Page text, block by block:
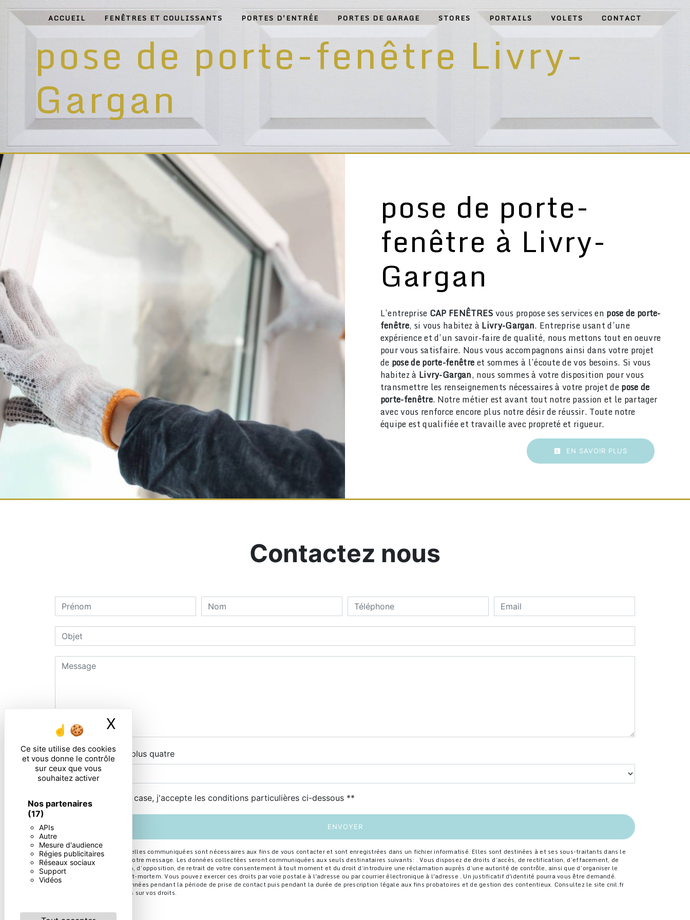
Panneau de gestion des cookies
Ce site utilise des cookies
et vous donne le contrôle
sur ceux que vous
souhaitez activer
Nos partenaires
(17)
APIs
Autre
Mesure d'audience
Régies publicitaires
Réseaux sociaux
Support
Vidéos
X
ACCUEIL FENÊTRES ET COULISSANTS PORTES D'ENTRÉE PORTES DE GARAGE STORES PORTAILS VOLETS CONTACT
pose de porte-fenêtre Livry-
Gargan
pose de porte-
fenêtre à Livry-
Gargan
L’entreprise CAP FENÊTRESvous propose ses services en pose de porte-
fenêtre, si vous habitez à Livry-Gargan. Entreprise usant d’une
expérience et d’un savoir-faire de qualité, nous mettons tout en oeuvre
pour vous satisfaire. Nous vous accompagnons ainsi dans votre projet
de pose de porte-fenêtreet sommes à l’écoute de vos besoins. Si vous
habitez à Livry-Gargan, nous sommes à votre disposition pour vous
transmettre les renseignements nécessaires à votre projet depose de
porte-fenêtre. Notre métier est avant tout notre passion et le partager
avec vous renforce encore plus notre désir de réussir. Toute notre
équipe est qualifiée et travaille avec propreté et rigueur.
EN SAVOIR PLUS
Contactez nous
Combien font trois plus quatre
En cochant cette case, j'accepte les conditions particulières ci-dessous **
ENVOYER
** Les données personnelles communiquées sont nécessaires aux fins de vous contacter et sont enregistrées dans un fichier informatisé. Elles sont destinées à et ses sous-traitants dans le
seul but de répondre à votre message. Les données collectées seront communiquées aux seuls destinataires suivants: . Vous disposez de droits d’accès, de rectification, d’effacement, de
portabilité, de limitation, d’opposition, de retrait de votre consentement à tout moment et du droit d’introduire une réclamation auprès d’une autorité de contrôle, ainsi que d’organiser le
sort de vos données post-mortem. Vous pouvez exercer ces droits par voie postale à l'adresse ou par courrier électronique à l'adresse . Un justificatif d'identité pourra vous être demandé.
Nous conservons vos données pendant la période de prise de contact puis pendant la durée de prescription légale aux fins probatoires et de gestion des contentieux. Consultez le site cnil.fr
pour plus d’informations sur vos droits.